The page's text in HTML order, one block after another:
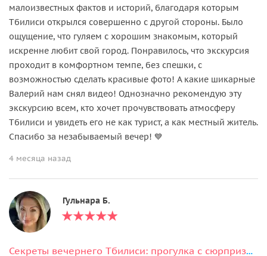
малоизвестных фактов и историй, благодаря которым
Тбилиси открылся совершенно с другой стороны. Было
ощущение, что гуляем с хорошим знакомым, который
искренне любит свой город. Понравилось, что экскурсия
проходит в комфортном темпе, без спешки, с
возможностью сделать красивые фото! А какие шикарные
Валерий нам снял видео! Однозначно рекомендую эту
экскурсию всем, кто хочет прочувствовать атмосферу
Тбилиси и увидеть его не как турист, а как местный житель.
Спасибо за незабываемый вечер! 💙
4 месяца назад
Гульнара Б.
Секреты вечернего Тбилиси: прогулка с сюрпризом и консьерж-сервис